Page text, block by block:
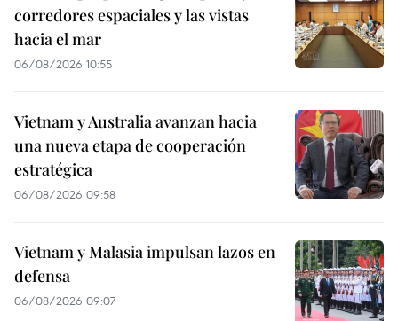
corredores espaciales y las vistas
hacia el mar
06/08/2026 10:55
Vietnam y Australia avanzan hacia
una nueva etapa de cooperación
estratégica
06/08/2026 09:58
Vietnam y Malasia impulsan lazos en
defensa
06/08/2026 09:07